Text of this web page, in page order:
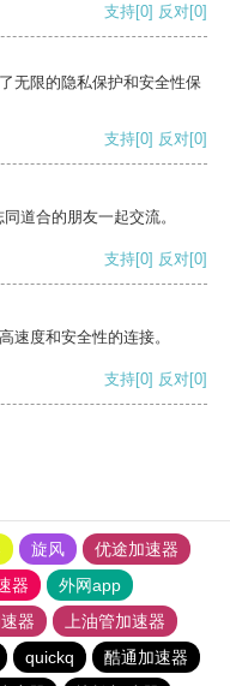
支持[0] 反对[0]
无限的隐私保护和安全性保
支持[0] 反对[0]
道合的朋友一起交流。
支持[0] 反对[0]
速度和安全性的连接。
支持[0] 反对[0]
旋风
优途加速器
器
外网app
器
上油管加速器
quickq
酷通加速器